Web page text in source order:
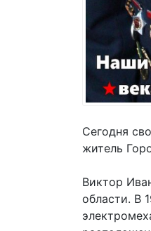
Сегодня
житель
Виктор
области. В